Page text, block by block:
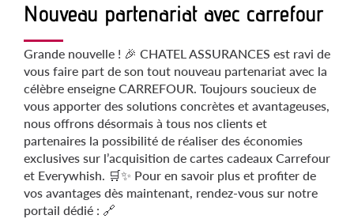
Nouveau partenariat avec carrefour
Grande nouvelle ! 🎉 CHATEL ASSURANCES est ravi de
vous faire part de son tout nouveau partenariat avec la
célèbre enseigne CARREFOUR. Toujours soucieux de
vous apporter des solutions concrètes et avantageuses,
nous offrons désormais à tous nos clients et
partenaires la possibilité de réaliser des économies
exclusives sur l’acquisition de cartes cadeaux Carrefour
et Everywhish. 🛒✨ Pour en savoir plus et profiter de
vos avantages dès maintenant, rendez-vous sur notre
portail dédié : 🔗